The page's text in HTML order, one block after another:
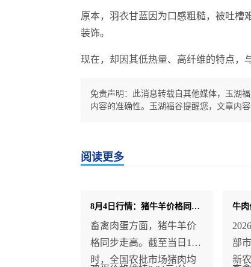
原本，羽衣甘蓝因为口感粗糙，被吐槽
装饰。
现在，却因其低热量、高纤维的特点，
免责声明：此消息转载自其他媒体，玉湖
内容的准确性。玉湖福谷提醒您，文章内
阅读更多
8月4日行情：猪牛羊价格同步走高 ！
畜禽肉蛋方面，猪牛羊价
格同步走高。截至当日14
时，全国农批市场猪肉均
部
新